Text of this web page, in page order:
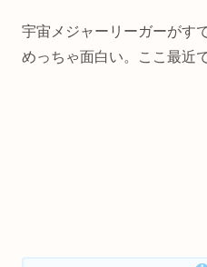
宇宙メジャーリーガーがす
めっちゃ面白い。ここ最近